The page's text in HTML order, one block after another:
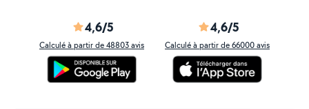
4,6/5
Calculé à partir de 48803 avis
4,6/5
Calculé à partir de 66000 avis